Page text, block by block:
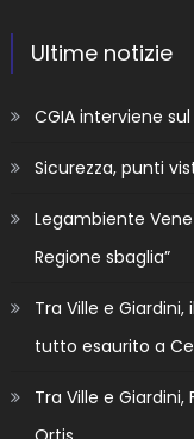
Ultime notizie
CGIA interviene
Sicurezza, punti
Legambiente
Regione sbaglia”
Tra Ville e
tutto esaurito a
Tra Ville e